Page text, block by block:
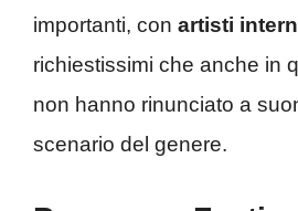
importanti, con artisti
richiestissimi che anche in
non hanno rinunciato a
scenario del genere.